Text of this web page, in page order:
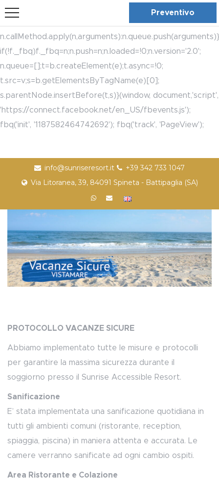
bool(true)
{if(f.fbq)return;n=f.fbq=function(){n.callMethod?
if(!f._fbq)f._fbq=n;n.push=n;n.loaded=!0;n.version='2.0';
n.queue=[];t=b.createElement(e);t.async=!0;
t.src=v;s=b.getElementsByTagName(e)[0];
s.parentNode.insertBefore(t,s)}(window, document,'script',
'https://connect.facebook.net/en_US/fbevents.js');
fbq('init', '1187582464742692'); fbq('track', 'PageView');
info@sunriseresort.it
+39 342 733 1047
Via Litoranea, 39, 84091 Spineta - Battipaglia (SA)
Preventivo
PROTOCOLLO VACANZE SICURE
Abbiamo implementato tutte le misure e protocolli
per garantire la massima sicurezza durante il
soggiorno presso il Sunrise Accessible Resort.
Sanificazione
E’ stata implementata una sanificazione quotidiana in
tutti gli ambienti comuni (ristorante, reception,
spiaggia, piscina) in maniera attenta e accurata. Le
camere verranno sanificate ad ogni cambio ospiti.
Area Ristorante e Colazione